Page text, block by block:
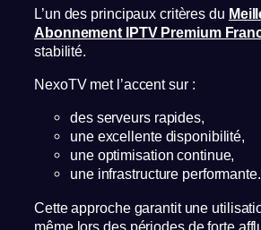
L’un des principaux critères du
Abonnement IPTV Premium
stabilité.
NexoTV met l’accent sur :
des serveurs rapides,
une excellente disponibilité,
une optimisation continue,
une infrastructure performante.
Cette approche garantit une
même lors des périodes de forte